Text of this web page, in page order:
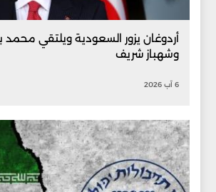
أردوغان يزور السعودية ويلتقي
وشهباز شريف
6 آب 2026